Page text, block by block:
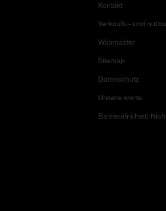
Kontakt
Verkaufs - und
Webmaster
Sitemap
Datenschutz
Unsere werte
Barrierefreiheit: